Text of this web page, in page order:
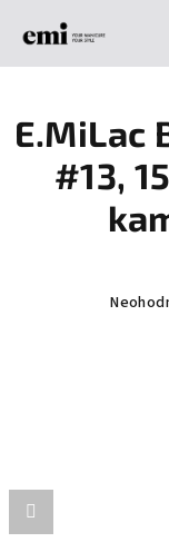
E.MiLac
#13,